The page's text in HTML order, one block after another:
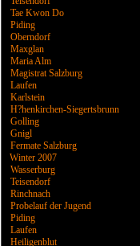
Tae Kwon Do
Piding
Oberndorf
Maxglan
Maria Alm
Magistrat Salzburg
Laufen
Karlstein
H?henkirchen-Siegertsbrunn
Golling
Gnigl
Fermate Salzburg
Winter 2007
Wasserburg
Teisendorf
Rinchnach
Probelauf der Jugend
Piding
Laufen
Heiligenblut